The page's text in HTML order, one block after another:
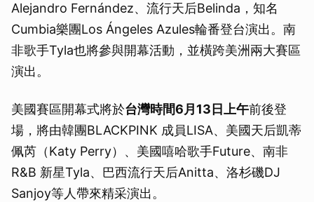
Alejandro Fernández、流行天后Belinda，知名
Cumbia樂團Los Ángeles Azules輪番登台演出。南
非歌手Tyla也將參與開幕活動，並橫跨美洲兩大賽區
演出。
美國賽區開幕式將於台灣時間6月13日上午前後登
場，將由韓團BLACKPINK 成員LISA、美國天后凱蒂
佩芮（Katy Perry）、美國嘻哈歌手Future、南非
R&B 新星Tyla、巴西流行天后Anitta、洛杉磯DJ
Sanjoy等人帶來精采演出。